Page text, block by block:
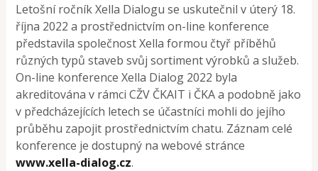
Letošní ročník Xella Dialogu se uskutečnil v úterý 18.
října 2022 a prostřednictvím on-line konference
představila společnost Xella formou čtyř příběhů
různých typů staveb svůj sortiment výrobků a služeb.
On-line konference Xella Dialog 2022 byla
akreditována v rámci CŽV ČKAIT i ČKA a podobně jako
v předcházejících letech se účastníci mohli do jejího
průběhu zapojit prostřednictvím chatu. Záznam celé
konference je dostupný na webové stránce
www.xella-dialog.cz.